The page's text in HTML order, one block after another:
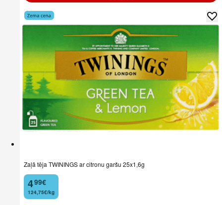
Zaļā tēja TWININGS ar citronu garšu 25x1,6g
4
. 99€
124,75€/kg